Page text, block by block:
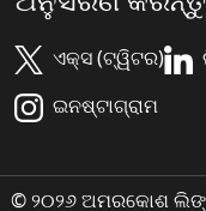
ଏକ୍ସ (ଟ୍ୱିଟର)
ଇନଷ୍ଟାଗ୍ରାମ
© ୨୦୨୬ ଅମରକୋଶ